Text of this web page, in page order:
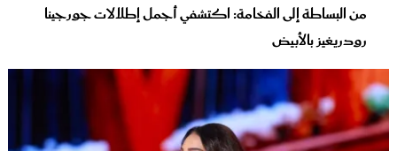
من البساطة إلى الفخامة: اكتشفي أجمل إطلالات جورجينا
رودريغيز بالأبيض